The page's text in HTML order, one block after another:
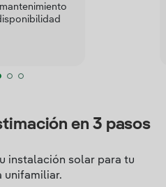
en 3 pasos
instalación solar para tu
unifamiliar.